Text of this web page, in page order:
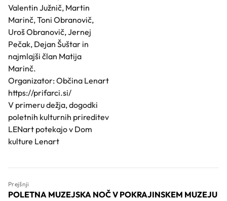
Valentin Južnič, Martin
Marinč, Toni Obranovič,
Uroš Obranovič, Jernej
Pečak, Dejan Šuštar in
najmlajši član Matija
Marinč.
Organizator: Občina Lenart
https://prifarci.si/
V primeru dežja, dogodki
poletnih kulturnih prireditev
LENart potekajo v Dom
kulture Lenart
Prejšnji
POLETNA MUZEJSKA NOČ V POKRAJINSKEM MUZEJU